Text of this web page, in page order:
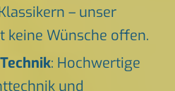
– unser
keine Wünsche offen.
: Hochwertige
und